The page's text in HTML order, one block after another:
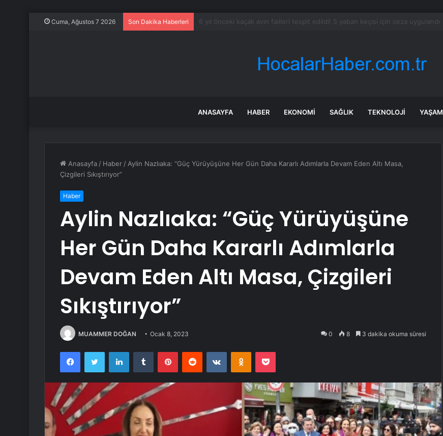
Cuma, Ağustos 7 2026 Son Dakika Haberleri Herkes dolgu sandı meğer çenesini böcek ısırmış
ANASAYFA HABER EKONOMI SAĞLIK TEKNOLOJI YAŞAM
Anasayfa / Haber / Aylin Nazlıaka: “Güç Yürüyüşüne Her Gün Daha Kararlı Adımlarla Devam Eden Altı Masa,
Çizgileri Sıkıştırıyor”
Haber
Aylin Nazlıaka: “Güç Yürüyüşüne
Her Gün Daha Kararlı Adımlarla
Devam Eden Altı Masa, Çizgileri
Sıkıştırıyor”
MUAMMER DOĞAN Ocak 8, 2023 0 8 3 dakika okuma süresi
FacebookTwitter LinkedInTumblr PinterestReddit VKontakteOdnoklassniki
Pocket